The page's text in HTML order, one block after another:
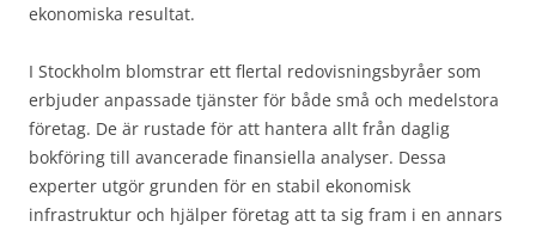
ekonomiska resultat.
I Stockholm blomstrar ett flertal redovisningsbyråer som
erbjuder anpassade tjänster för både små och medelstora
företag. De är rustade för att hantera allt från daglig
bokföring till avancerade finansiella analyser. Dessa
experter utgör grunden för en stabil ekonomisk
infrastruktur och hjälper företag att ta sig fram i en annars